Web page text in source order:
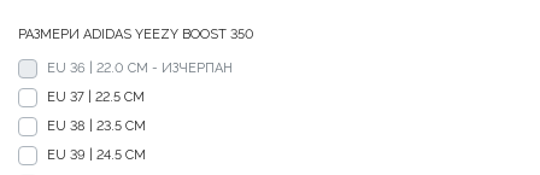
РАЗМЕРИ ADIDAS YEEZY BOOST 350
EU 36 | 22.0 CM - ИЗЧЕРПАН
EU 37 | 22.5 CM
EU 38 | 23.5 CM
EU 39 | 24.5 CM